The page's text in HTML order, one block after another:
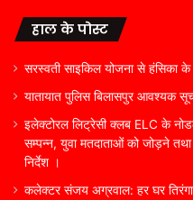
हाल के पोस्ट
सरस्वती साइकिल योजना से हंसिका के
यातायात पुलिस बिलासपुर आवश्यक
इलेक्टोरल लिट्रेसी क्लब ELC के
सम्पन्न, युवा मतदाताओं को जोड़ने
निर्देश ।
कलेक्टर संजय अग्रवाल: हर घर